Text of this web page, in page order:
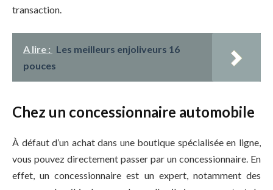
transaction.
A lire : Les meilleurs enjoliveurs 16
pouces
Chez un concessionnaire automobile
À défaut d’un achat dans une boutique spécialisée en ligne,
vous pouvez directement passer par un concessionnaire. En
effet, un concessionnaire est un expert, notamment des